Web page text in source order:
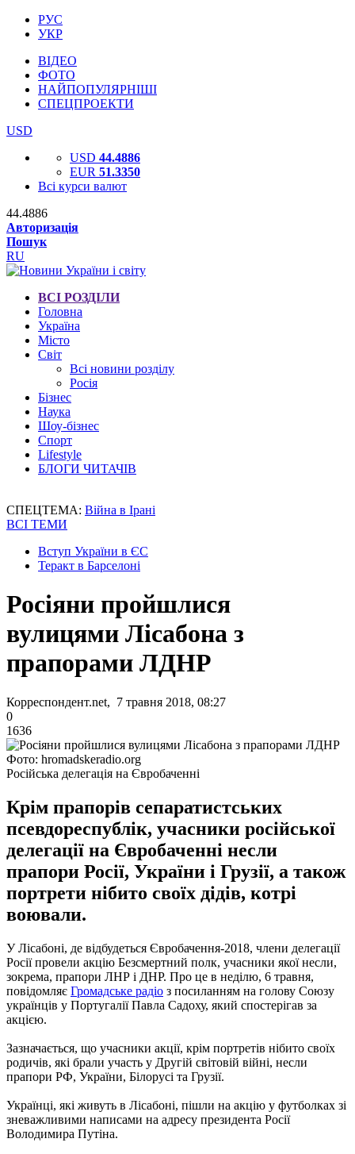
РУС
УКР
ВІДЕО
ФОТО
НАЙПОПУЛЯРНІШІ
СПЕЦПРОЕКТИ
USD
USD 44.4886
EUR 51.3350
Всі курси валют
44.4886
Авторизація
Пошук
RU
ВСІ РОЗДІЛИ
Головна
Україна
Місто
Світ
Всі новини розділу
Росія
Бізнес
Наука
Шоу-бізнес
Спорт
Lifestyle
БЛОГИ ЧИТАЧІВ
СПЕЦТЕМА: Війна в Ірані
ВСІ ТЕМИ
Вступ України в ЄС
Теракт в Барселоні
Росіяни пройшлися
вулицями Лісабона з
прапорами ЛДНР
Корреспондент.net, 7 травня 2018, 08:27
0
1636
Фото: hromadskeradio.org
Російська делегація на Євробаченні
Крім прапорів сепаратистських
псевдореспублік, учасники російської
делегації на Євробаченні несли
прапори Росії, України і Грузії, а також
портрети нібито своїх дідів, котрі
воювали.
У Лісабоні, де відбудеться Євробачення-2018, члени делегації
Росії провели акцію Безсмертний полк, учасники якої несли,
зокрема, прапори ЛНР і ДНР. Про це в неділю, 6 травня,
повідомляє Громадське радіо з посиланням на голову Союзу
українців у Португалії Павла Садоху, який спостерігав за
акцією.
Зазначається, що учасники акції, крім портретів нібито своїх
родичів, які брали участь у Другій світовій війні, несли
прапори РФ, України, Білорусі та Грузії.
Українці, які живуть в Лісабоні, пішли на акцію у футболках зі
зневажливими написами на адресу президента Росії
Володимира Путіна.